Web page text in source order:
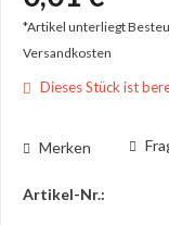
*Artikel unterliegt
Versandkosten
Dieses Stück ist
Merken
Artikel-Nr.: